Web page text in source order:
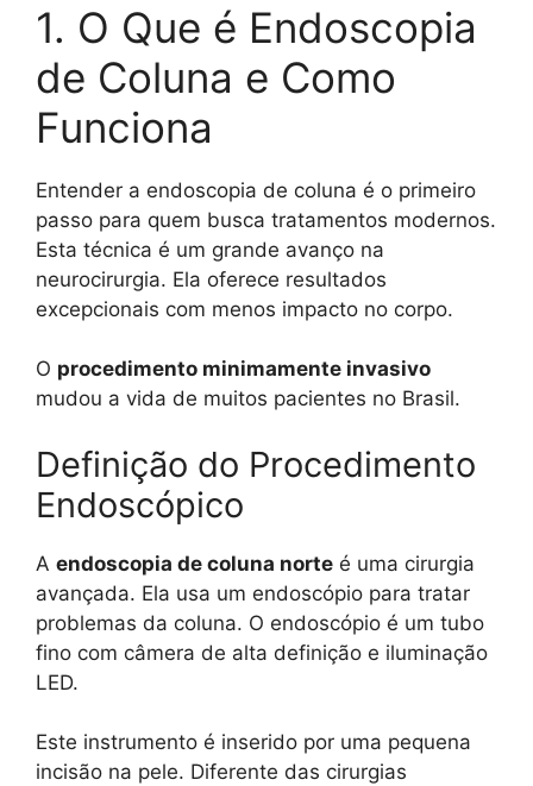
1. O Que é Endoscopia
de Coluna e Como
Funciona
Entender a endoscopia de coluna é o primeiro
passo para quem busca tratamentos modernos.
Esta técnica é um grande avanço na
neurocirurgia. Ela oferece resultados
excepcionais com menos impacto no corpo.
O procedimento minimamente invasivo
mudou a vida de muitos pacientes no Brasil.
Definição do Procedimento
Endoscópico
A endoscopia de coluna norte é uma cirurgia
avançada. Ela usa um endoscópio para tratar
problemas da coluna. O endoscópio é um tubo
fino com câmera de alta definição e iluminação
LED.
Este instrumento é inserido por uma pequena
incisão na pele. Diferente das cirurgias